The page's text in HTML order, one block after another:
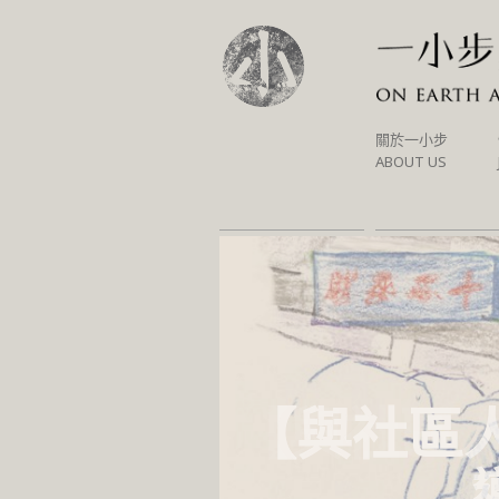
SKIP
TO
關於一小步
ABOUT US
【與社
【與社